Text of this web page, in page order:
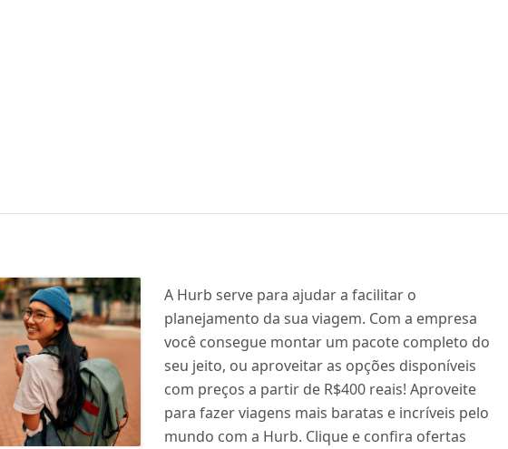
A Hurb serve para ajudar a facilitar o
planejamento da sua viagem. Com a empresa
você consegue montar um pacote completo do
seu jeito, ou aproveitar as opções disponíveis
com preços a partir de R$400 reais! Aproveite
para fazer viagens mais baratas e incríveis pelo
mundo com a Hurb. Clique e confira ofertas